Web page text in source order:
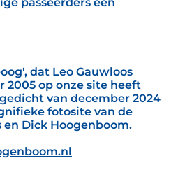
dat Leo Gauwloos
2005 op onze site heeft
van december 2024
fotosite van de
Dick Hoogenboom.